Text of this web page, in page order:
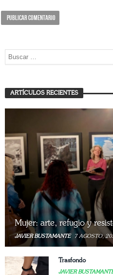
ARTÍCULOS RECIENTES
Mujer: arte, refugio y
JAVIER BUSTAMANTE 7 AGOSTO,
Trasfondo
JAVIER